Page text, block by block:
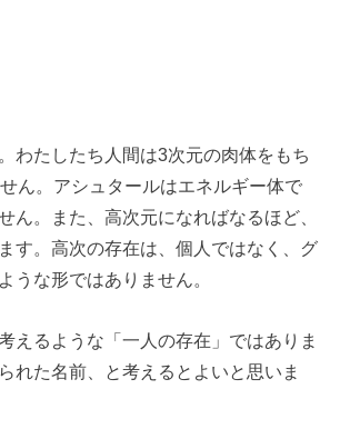
わたしたち人間は3次元の肉体をもち
ん。アシュタールはエネルギー体で
。また、高次元になればなるほど、
す。高次の存在は、個人ではなく、グ
うな形ではありません。
えるような「一人の存在」ではありま
れた名前、と考えるとよいと思いま